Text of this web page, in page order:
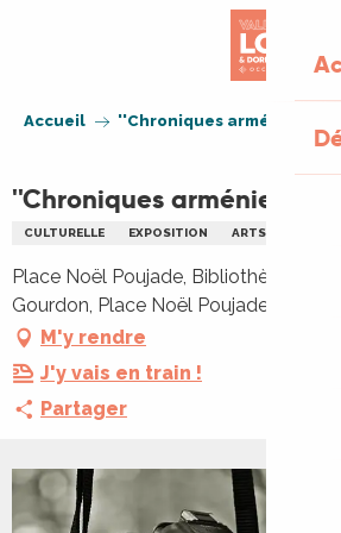
Accueil ''Chroniques arméniennes''
''Chroniques arméniennes''
CULTURELLE EXPOSITION ARTS
Place Noël Poujade, Bibliothèque
Gourdon, Place Noël Poujade, 46300
M'y rendre
J'y vais en train !
Partager